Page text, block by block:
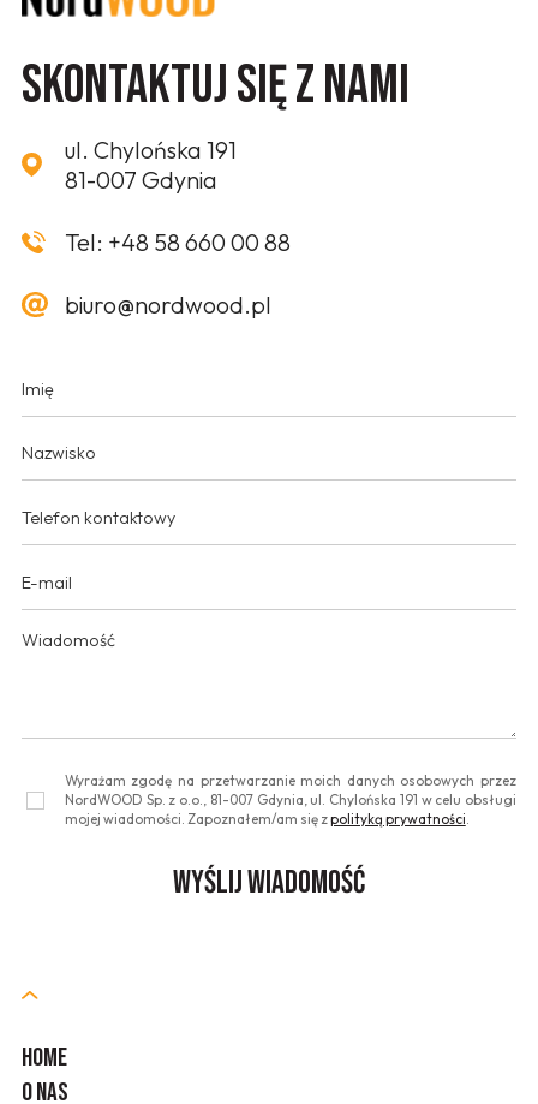
Skontaktuj się z nami
ul. Chylońska 191
81-007 Gdynia
Tel: +48 58 660 00 88
biuro@nordwood.pl
Wyrażam zgodę na przetwarzanie moich danych osobowych przez
NordWOOD Sp. z o.o., 81-007 Gdynia, ul. Chylońska 191 w celu obsługi
mojej wiadomości. Zapoznałem/am się zpolityką prywatności.
HOME
O NAS